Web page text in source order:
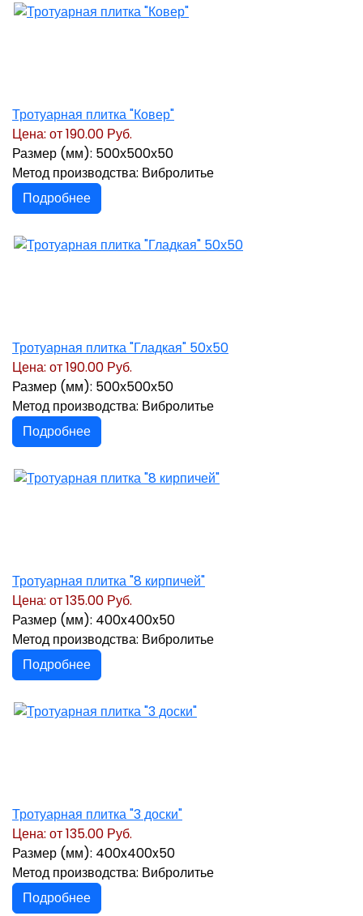
Тротуарная плитка "Ковер"
Цена: от190.00 Руб.
Размер (мм): 500х500х50
Метод производства: Вибролитье
Подробнее
Тротуарная плитка "Гладкая" 50х50
Цена: от190.00 Руб.
Размер (мм): 500х500х50
Метод производства: Вибролитье
Подробнее
Тротуарная плитка "8 кирпичей"
Цена: от135.00 Руб.
Размер (мм): 400x400x50
Метод производства: Вибролитье
Подробнее
Тротуарная плитка "3 доски"
Цена: от135.00 Руб.
Размер (мм): 400x400x50
Метод производства: Вибролитье
Подробнее